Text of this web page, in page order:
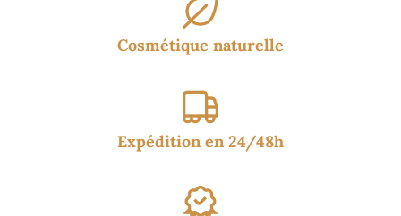
Cosmétique naturelle
Expédition en 24/48h